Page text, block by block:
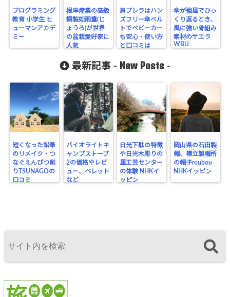
プログラミング
教育 小学生 ヒ
ューマンアカデ
ミー
根岸産業の高級
銅製如雨露(じ
ょうろ)が世界
の盆栽愛好家に
人気
肩ブレラはハン
ズフリー傘ベル
トでベビーカー
も安心・使い方
と口コミは
傘が強風でひっ
くり返るとき、
風に強い骨組み
素材のサエラ
WBU
最新記事 - New Posts -
短くなった鉛筆
のリメイク・つ
なぐえんぴつ削
りTSUNAGOの
口コミ
バイオライトキ
ャンプストーブ
2の価格やレビ
ュー、ペレット
など
日光下駄の特徴
や日光木彫りの
里工芸センター
の体験 NHKイ
ッピン
岡山県の石田製
帽、襟立製帽所
の帽子roubou
NHKイッピン